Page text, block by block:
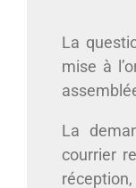
La
mise à
La
courrier